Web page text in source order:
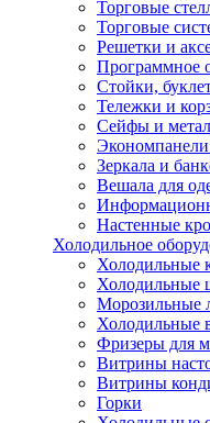
Торговые
Торговые
Решетки и
Программное
Стойки,
Тележки и
Сейфы и
Экономпанели
Зеркала и
Вешала для
Настенные
Холодильное
Холодильные
Холодильные
Морозильные
Холодильные
Фризеры для
Витрины
Витрины
Горки